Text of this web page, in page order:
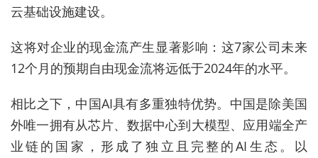
云基础设施建设。
这将对企业的现金流产生显著影响：这7家公司未来
12个月的预期自由现金流将远低于2024年的水平。
相比之下，中国AI具有多重独特优势。中国是除美国
外唯一拥有从芯片、数据中心到大模型、应用端全产
业链的国家，形成了独立且完整的AI生态。以